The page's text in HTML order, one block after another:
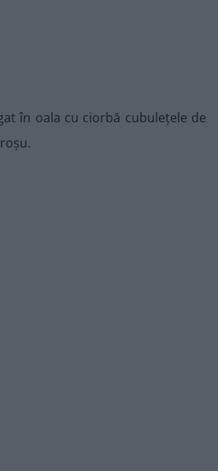
în oala cu ciorbă cubulețele de